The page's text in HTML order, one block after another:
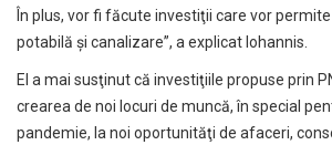
În plus, vor fi făcute investiţii care vor
potabilă şi canalizare”, a explicat Iohannis.
El a mai susţinut că investiţiile propuse prin
crearea de noi locuri de muncă, în special
pandemie, la noi oportunităţi de afaceri,